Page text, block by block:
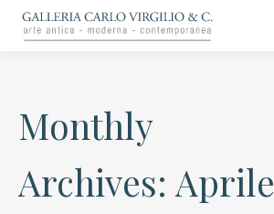
Carlo Virgilio & C.
Arte moderna e contemporanea
Monthly
Archives: Aprile